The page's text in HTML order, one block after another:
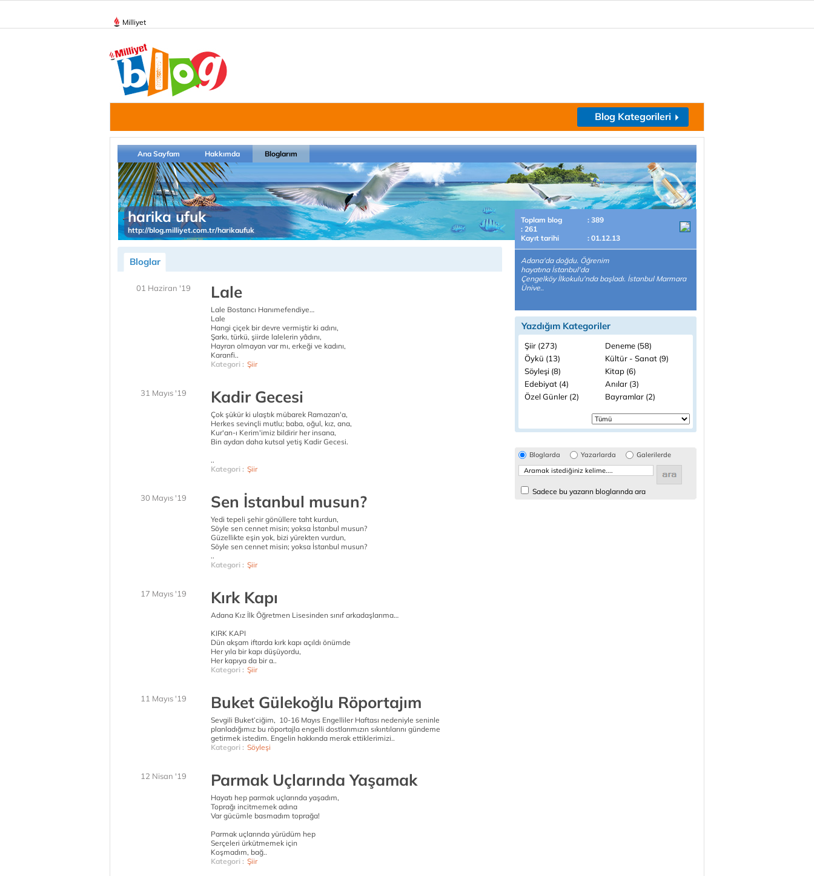
Milliyet
Blog Kategorileri
Ana Sayfam Hakkımda Bloglarım
harika ufuk
http://blog.milliyet.com.tr/harikaufuk
Bloglar
01 Haziran '19 Lale
Lale Bostancı Hanımefendiye…
Lale
Hangi çiçek bir devre vermiştir ki adını,
Şarkı, türkü, şiirde lalelerin yâdını,
Hayran olmayan var mı, erkeği ve kadını,
Karanfi..
Kategori : Şiir
31 Mayıs '19 Kadir Gecesi
Çok şükür ki ulaştık mübarek Ramazan'a,
Herkes sevinçli mutlu; baba, oğul, kız, ana,
Kur'an-ı Kerim'imiz bildirir her insana,
Bin aydan daha kutsal yetiş Kadir Gecesi.
..
Kategori : Şiir
30 Mayıs '19 Sen İstanbul musun?
Yedi tepeli şehir gönüllere taht kurdun,
Söyle sen cennet misin; yoksa İstanbul musun?
Güzellikte eşin yok, bizi yürekten vurdun,
Söyle sen cennet misin; yoksa İstanbul musun?
..
Kategori : Şiir
17 Mayıs '19 Kırk Kapı
Adana Kız İlk Öğretmen Lisesinden sınıf arkadaşlarıma…
KIRK KAPI
Dün akşam iftarda kırk kapı açıldı önümde
Her yıla bir kapı düşüyordu,
Her kapıya da bir a..
Kategori : Şiir
11 Mayıs '19 Buket Gülekoğlu Röportajım
Sevgili Buket’ciğim, 10-16 Mayıs Engelliler Haftası nedeniyle seninle
planladığımız bu röportajla engelli dostlarımızın sıkıntılarını gündeme
getirmek istedim. Engelin hakkında merak ettiklerimizi..
Kategori : Söyleşi
12 Nisan '19 Parmak Uçlarında Yaşamak
Hayatı hep parmak uçlarında yaşadım,
Toprağı incitmemek adına
Var gücümle basmadım toprağa!
Parmak uçlarında yürüdüm hep
Serçeleri ürkütmemek için
Koşmadım, bağ..
Kategori : Şiir
Toplam blog
: 389
: 261
Kayıt tarihi
: 01.12.13
Adana'da doğdu. Öğrenim
hayatına İstanbul'da
Çengelköy İlkokulu'nda başladı. İstanbul Marmara
Ünive..
Yazdığım Kategoriler
Şiir (273)
Deneme (58)
Öykü (13)
Kültür - Sanat (9)
Söyleşi (8)
Kitap (6)
Edebiyat (4)
Anılar (3)
Özel Günler (2)
Bayramlar (2)
Bloglarda Yazarlarda Galerilerde
Sadece bu yazarın bloglarında ara